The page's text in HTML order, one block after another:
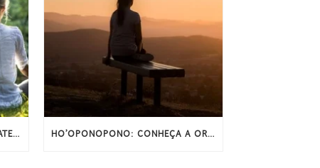
MEDITAÇÃO E SONO: COMO A ATENÇÃO PLENA PODE MELHORAR O SONO HO’OPONOPONO: CONHEÇA A ORAÇÃO ORIGINAL E COMPLETA